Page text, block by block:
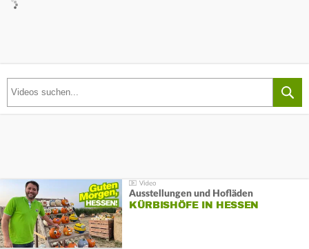
Ausstellungen und Hofläden
KÜRBISHÖFE IN HESSEN